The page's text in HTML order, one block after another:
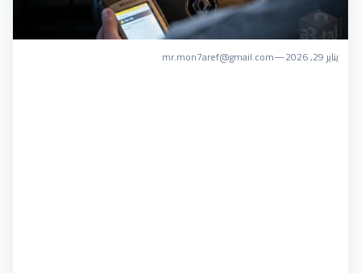
يناير 29, 2026 —
mr.mon7aref@gmail.com